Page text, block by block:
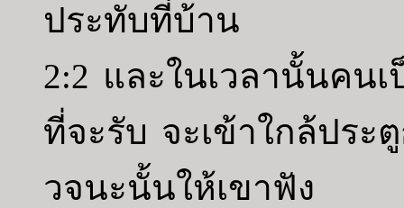
ประทับที่บ้าน
2:2 และในเวลานั้นคน
ที่จะรับ จะเข้าใกล้ประ
วจนะนั้นให้เขาฟัง